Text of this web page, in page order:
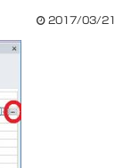
2017/03/21